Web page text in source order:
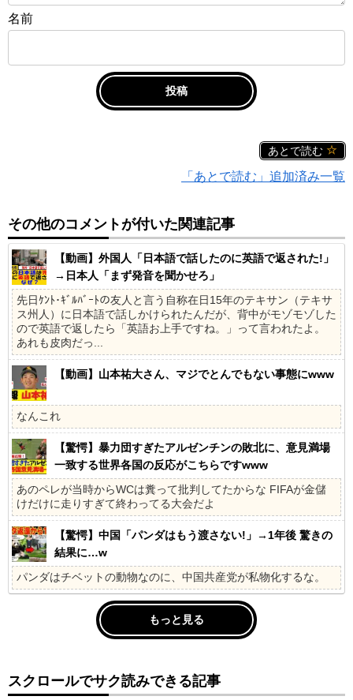
名前
あとで読む
「あとで読む」追加済み一覧
その他のコメントが付いた関連記事
【動画】外国人「日本語で話したのに英語で返された!」
→日本人「まず発音を聞かせろ」
先日ｹﾝﾄ･ｷﾞﾙﾊﾞｰﾄの友人と言う自称在日15年のテキサン（テキサ
ス州人）に日本語で話しかけられたんだが、背中がモゾモゾした
ので英語で返したら「英語お上手ですね。」って言われたよ。
あれも皮肉だっ...
【動画】山本祐大さん、マジでとんでもない事態にwww
なんこれ
【驚愕】暴力団すぎたアルゼンチンの敗北に、意見満場
一致する世界各国の反応がこちらですwww
あのペレが当時からWCは糞って批判してたからな FIFAが金儲
けだけに走りすぎて終わってる大会だよ
【驚愕】中国「パンダはもう渡さない!」→1年後 驚きの
結果に…w
パンダはチベットの動物なのに、中国共産党が私物化するな。
もっと見る
スクロールでサク読みできる記事